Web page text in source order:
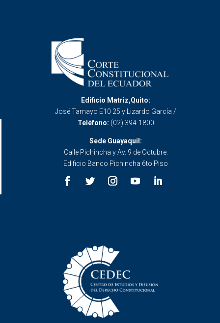
Edificio Matriz,Quito:
José Tamayo E10 25 y Lizardo García /
Teléfono: (02) 394-1800
Sede Guayaquil:
Calle Pichincha y Av. 9 de Octubre.
Edificio Banco Pichincha 6to Piso